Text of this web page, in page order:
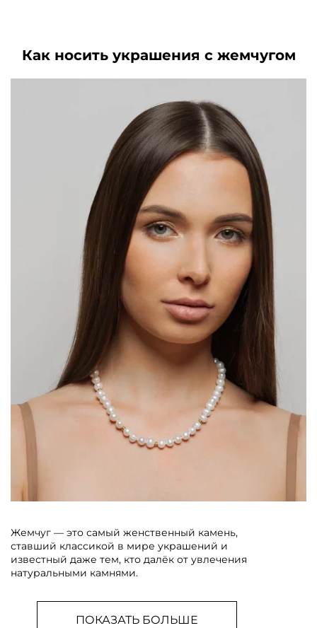
Как носить украшения с жемчугом
Жемчуг — это самый женственный камень,
ставший классикой в мире украшений и
известный даже тем, кто далёк от увлечения
натуральными камнями.
ПОКАЗАТЬ БОЛЬШЕ